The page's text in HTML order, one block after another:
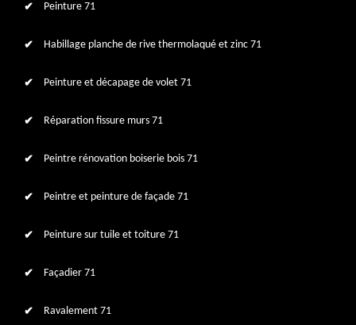
Peinture 71
Habillage planche de rive thermolaqué et zinc 71
Peinture et décapage de volet 71
Réparation fissure murs 71
Peintre rénovation boiserie bois 71
Peintre et peinture de façade 71
Peinture sur tuile et toiture 71
Façadier 71
Ravalement 71